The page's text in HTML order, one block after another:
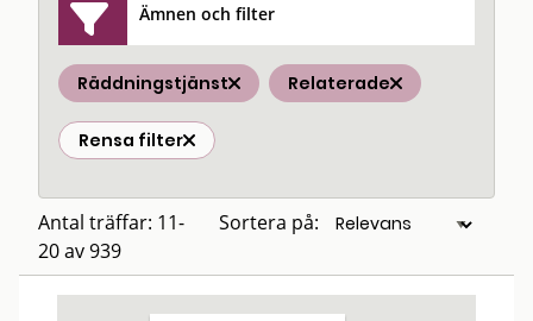
Ämnen och filter
Räddningstjänst Relaterade
Rensa filter
Antal träffar: 11-
20 av 939
Sortera på: